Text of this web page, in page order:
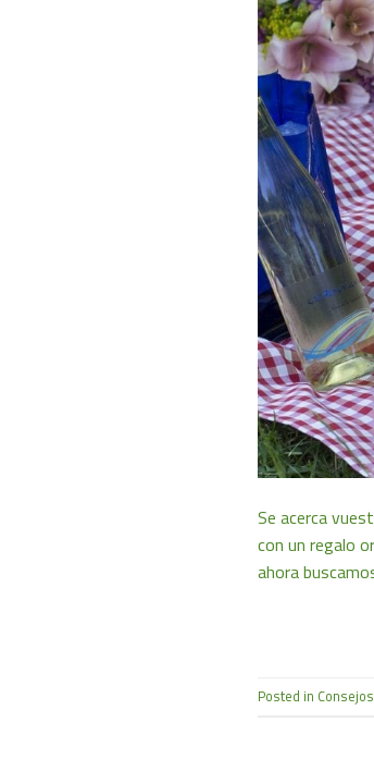
Se acerca
con un regalo
ahora
Posted in Consejos